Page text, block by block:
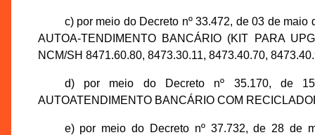
c) por meio do Decreto nº 33.472, de 03 de
AUTOA-TENDIMENTO BANCÁRIO (KIT PARA
NCM/SH 8471.60.80, 8473.30.11, 8473.40.70,
d) por meio do Decreto nº 35.170, de
AUTOATENDIMENTO BANCÁRIO COM
e) por meio do Decreto nº 37.732, de 28 de